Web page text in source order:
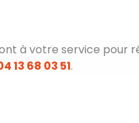
à votre service pour
13 68 03 51.